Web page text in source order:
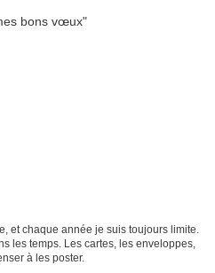
et chaque année je suis toujours limite.
les temps. Les cartes, les enveloppes,
à les poster.